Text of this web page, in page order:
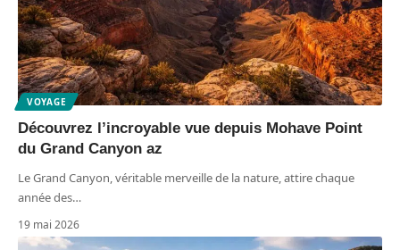
VOYAGE
Découvrez l’incroyable vue depuis Mohave Point
du Grand Canyon az
Le Grand Canyon, véritable merveille de la nature, attire chaque
année des…
19 mai 2026